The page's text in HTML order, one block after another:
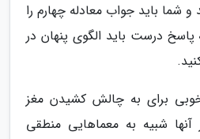
شما باید جواب معادله چهارم را
پاسخ درست باید الگوی پنهان در
برای به چالش کشیدن مغز
شبیه به معماهایی منطقی